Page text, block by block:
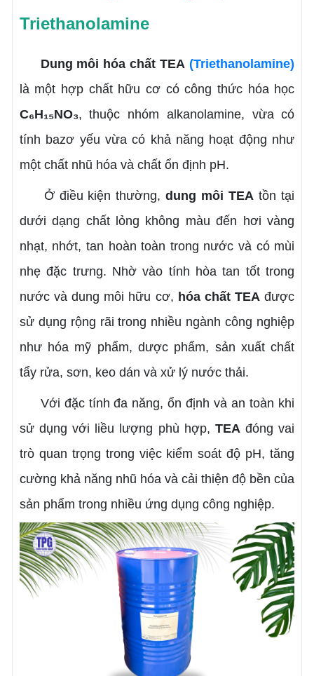
Triethanolamine
Dung môi hóa chất TEA (Triethanolamine)
là một hợp chất hữu cơ có công thức hóa học
C₆H₁₅NO₃, thuộc nhóm alkanolamine, vừa có
tính bazơ yếu vừa có khả năng hoạt động như
một chất nhũ hóa và chất ổn định pH.
Ở điều kiện thường,dung môiTEA tồn tại
dưới dạng chất lỏng không màu đến hơi vàng
nhạt, nhớt, tan hoàn toàn trong nước và có mùi
nhẹ đặc trưng. Nhờ vào tính hòa tan tốt trong
nước và dung môi hữu cơ, hóa chấtTEA được
sử dụng rộng rãi trong nhiều ngành công nghiệp
như hóa mỹ phẩm, dược phẩm, sản xuất chất
tẩy rửa, sơn, keo dán và xử lý nước thải.
Với đặc tính đa năng, ổn định và an toàn khi
sử dụng với liều lượng phù hợp, TEA đóng vai
trò quan trọng trong việc kiểm soát độ pH, tăng
cường khả năng nhũ hóa và cải thiện độ bền của
sản phẩm trong nhiều ứng dụng công nghiệp.